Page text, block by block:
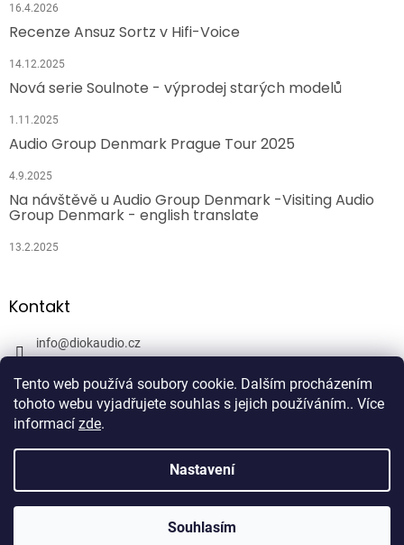
Tento web používá soubory cookie. Dalším procházením
tohoto webu vyjadřujete souhlas s jejich používáním.. Více
informací zde.
Nastavení
Souhlasím
16.4.2026
Recenze Ansuz Sortz v Hifi-Voice
14.12.2025
Nová serie Soulnote - výprodej starých modelů
1.11.2025
Audio Group Denmark Prague Tour 2025
4.9.2025
Na návštěvě u Audio Group Denmark -Visiting Audio
Group Denmark - english translate
13.2.2025
Kontakt
info@diokaudio.cz
DiokAudio.cz - Hifi Studio Pánský Dvůr
Vytvořil Shoptet
DiokAudio.cz. Všechna práva vyhrazena.